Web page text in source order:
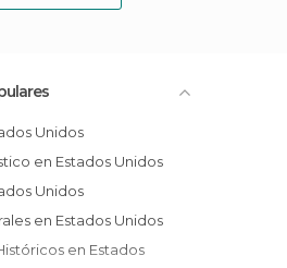
Unidos
en Estados Unidos
Unidos
en Estados Unidos